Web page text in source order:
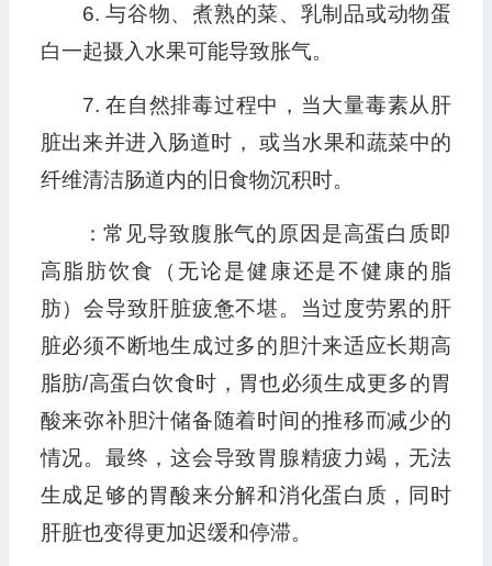
6. 与谷物、煮熟的菜、乳制品或动物蛋
白一起摄入水果可能导致胀气。
7. 在自然排毒过程中，当大量毒素从肝
脏出来并进入肠道时， 或当水果和蔬菜中的
纤维清洁肠道内的旧食物沉积时。
：常见导致腹胀气的原因是高蛋白质即
高脂肪饮食（无论是健康还是不健康的脂
肪）会导致肝脏疲惫不堪。当过度劳累的肝
脏必须不断地生成过多的胆汁来适应长期高
脂肪/高蛋白饮食时，胃也必须生成更多的胃
酸来弥补胆汁储备随着时间的推移而减少的
情况。最终，这会导致胃腺精疲力竭，无法
生成足够的胃酸来分解和消化蛋白质，同时
肝脏也变得更加迟缓和停滞。